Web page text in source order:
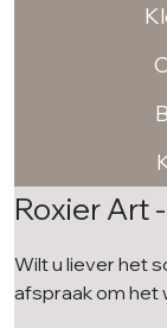
Roxier Art
Wilt u liever het
afspraak om het